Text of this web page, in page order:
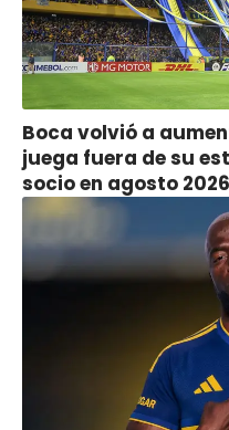
Boca volvió a
juega fuera de su
socio en agosto 2026